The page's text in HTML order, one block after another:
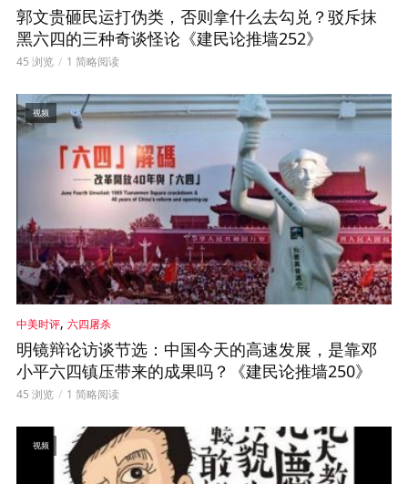
郭文贵砸民运打伪类，否则拿什么去勾兑？驳斥抹
黑六四的三种奇谈怪论《建民论推墙252》
45 浏览 1 简略阅读
视频
中美时评, 六四屠杀
明镜辩论访谈节选：中国今天的高速发展，是靠邓
小平六四镇压带来的成果吗？《建民论推墙250》
45 浏览 1 简略阅读
视频